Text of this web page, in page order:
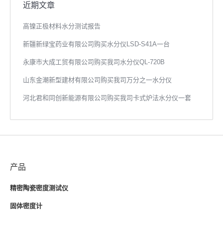
近期文章
高镍正极材料水分测试报告
新疆新绿宝药业有限公司购买水分仪LSD-S41A一台
永康市大成工贸有限公司购买我司水分仪QL-720B
山东金潮新型建材有限公司购买我司万分之一水分仪
河北君和同创新能源有限公司购买我司卡式炉法水分仪一套
产品
精密陶瓷密度测试仪
固体密度计